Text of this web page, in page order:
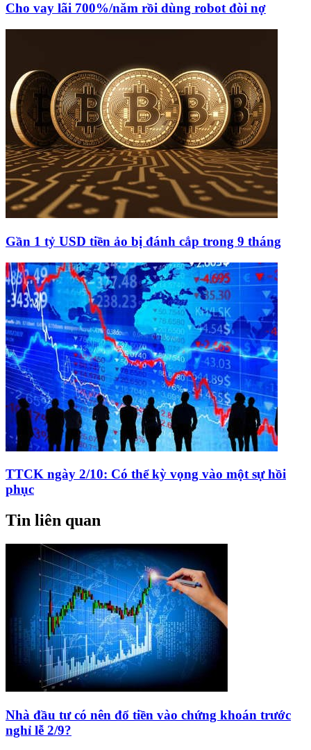
Cho vay lãi 700%/năm rồi dùng robot đòi nợ
Gần 1 tỷ USD tiền ảo bị đánh cắp trong 9 tháng
TTCK ngày 2/10: Có thể kỳ vọng vào một sự hồi
phục
Tin liên quan
Nhà đầu tư có nên đổ tiền vào chứng khoán trước
nghỉ lễ 2/9?